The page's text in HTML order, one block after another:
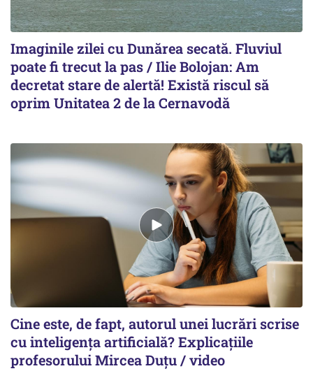
Imaginile zilei cu Dunărea secată. Fluviul
poate fi trecut la pas / Ilie Bolojan: Am
decretat stare de alertă! Există riscul să
oprim Unitatea 2 de la Cernavodă
Cine este, de fapt, autorul unei lucrări scrise
cu inteligența artificială? Explicațiile
profesorului Mircea Duțu / video